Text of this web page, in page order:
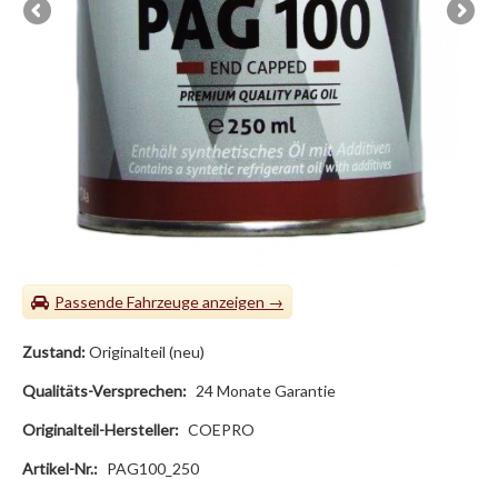
Passende Fahrzeuge
Zustand:Originalteil (neu)
Qualitäts-Versprechen: 24 Monate Garantie
Originalteil-Hersteller: COEPRO
Artikel-Nr.: PAG100_250